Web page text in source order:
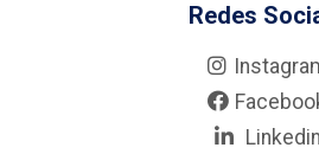
Redes
Linkedin